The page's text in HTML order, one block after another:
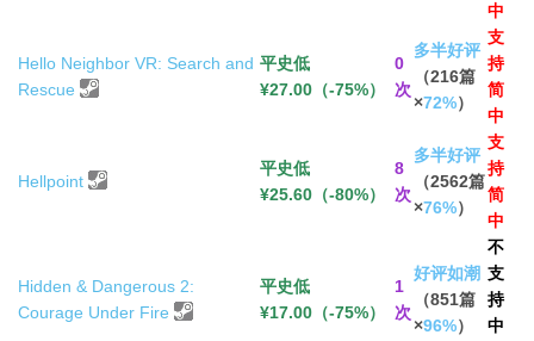
中
Hello Neighbor VR: Search and
Rescue
平史低
¥27.00（-75%）
0
次
多半好评
（216篇
×72%）
支
持
简
中
Hellpoint
平史低
¥25.60（-80%）
8
次
多半好评
（2562篇
×76%）
支
持
简
中
Hidden & Dangerous 2:
Courage Under Fire
平史低
¥17.00（-75%）
1
次
好评如潮
（851篇
×96%）
不
支
持
中